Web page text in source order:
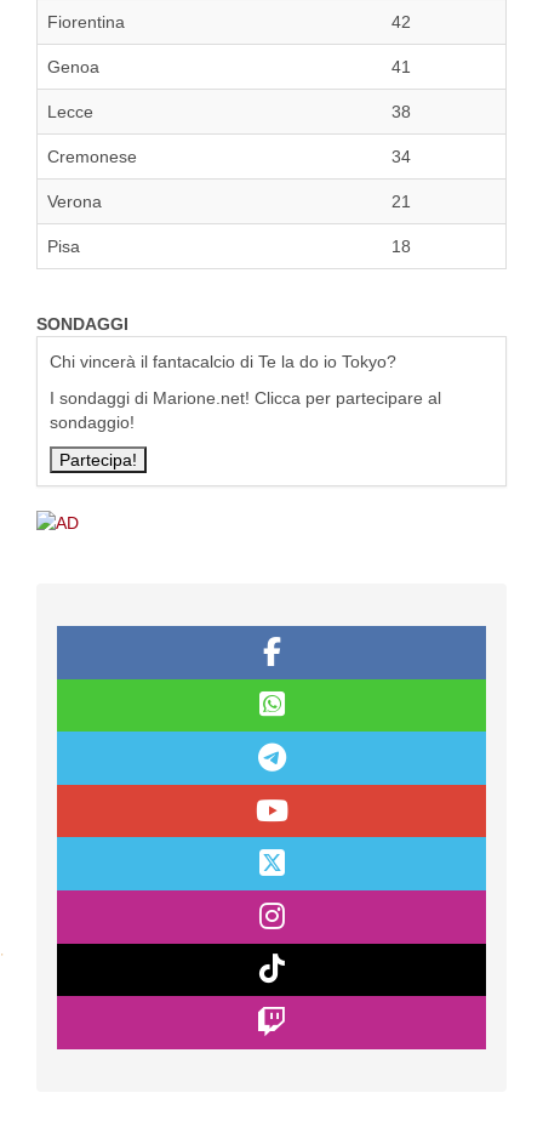
Fiorentina 42
Genoa 41
Lecce 38
Cremonese 34
Verona 21
Pisa 18
SONDAGGI
Chi vincerà il fantacalcio di Te la do io Tokyo?
I sondaggi di Marione.net! Clicca per partecipare al
sondaggio!